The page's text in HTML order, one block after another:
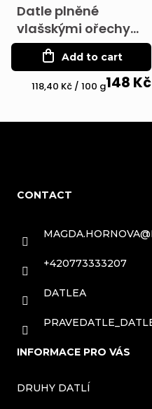
Datle plněné
vlašskými ořechy
125g
148 Kč
Measure
118,40 Kč / 100 g
Add to cart
CONTACT
MAGDA.HORNOVA@
+420773333207
DATLEA
INFORMACE PRO VÁS
DRUHY DATLÍ